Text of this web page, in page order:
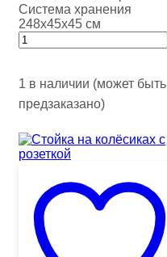
Система хранения
248х45х45 см
1 в наличии (может быть
предзаказано)